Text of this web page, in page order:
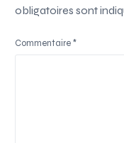
obligatoires sont
Commentaire*